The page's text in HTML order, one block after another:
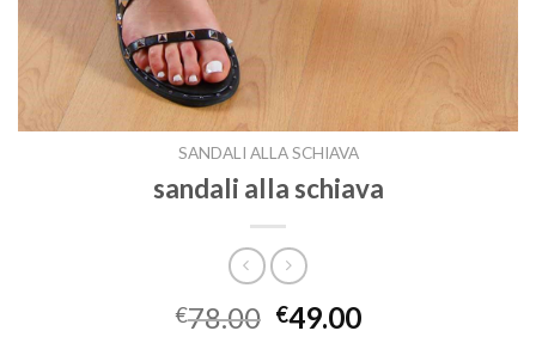
SANDALI ALLA SCHIAVA
sandali alla schiava
€78.00 €49.00